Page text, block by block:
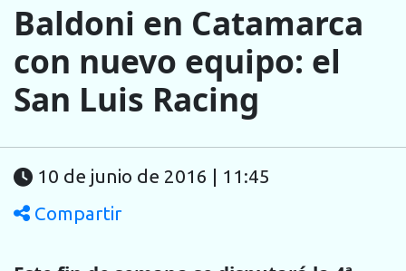
Baldoni en Catamarca
con nuevo equipo: el
San Luis Racing
10 de junio de 2016 | 11:45
Compartir